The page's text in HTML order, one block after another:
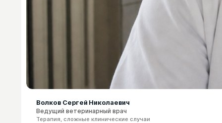
Волков Сергей Николаевич
Ведущий ветеринарный врач
Терапия, сложные клинические случаи